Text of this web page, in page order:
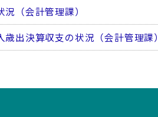
（会計管理課）
出決算収支の状況（会計管理課）